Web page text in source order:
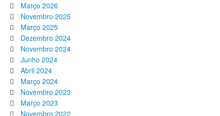
Março 2026
Novembro 2025
Março 2025
Dezembro 2024
Novembro 2024
Junho 2024
Abril 2024
Março 2024
Novembro 2023
Março 2023
Novembro 2022